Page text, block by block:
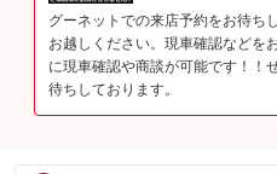
グーネットでの来店予約をお待ち
お越しください。現車確認などを
に現車確認や商談が可能です！！
待ちしております。